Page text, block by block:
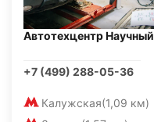
Автотехцентр Научный
+7 (499) 288-05-36
Калужская(1,09 км)